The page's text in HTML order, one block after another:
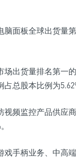
脑面板全球出货量
场出货量排名第一
总股本比例为
视频监控产品供应
戏手柄业务、中高